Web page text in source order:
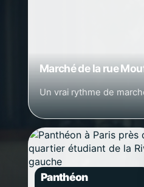
Marché de la rue
Un vrai rythme de
Panthéon